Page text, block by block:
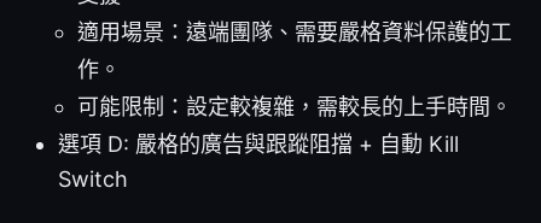
適用場景：遠端團隊、需要嚴格資料保護的工
作。
可能限制：設定較複雜，需較長的上手時間。
選項 D: 嚴格的廣告與跟蹤阻擋 + 自動 Kill
Switch